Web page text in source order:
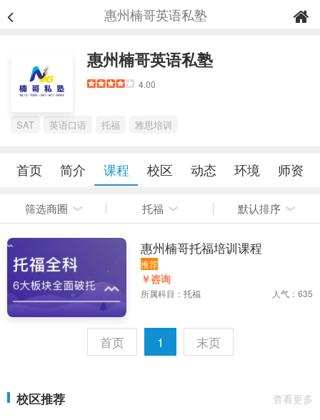
惠州楠哥英语私塾
惠州楠哥英语私塾
4.00
SAT 英语口语 托福 雅思培训
首页 简介 课程 校区 动态 环境 师资
筛选商圈 托福 默认排序
惠州楠哥托福培训课程
推荐
￥咨询
所属科目： 托福 人气：635
首页 1 末页
校区推荐 查看更多